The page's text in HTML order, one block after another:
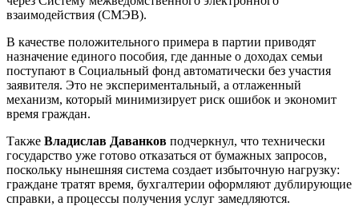
взаимодействия (СМЭВ).
В качестве положительного примера в партии приводят
назначение единого пособия, где данные о доходах семьи
поступают в Социальный фонд автоматически без участия
заявителя. Это не экспериментальный, а отлаженный
механизм, который минимизирует риск ошибок и экономит
время граждан.
Также Владислав Даванков подчеркнул, что технически
государство уже готово отказаться от бумажных запросов,
поскольку нынешняя система создает избыточную нагрузку:
граждане тратят время, бухгалтерии оформляют дублирующие
справки, а процессы получения услуг замедляются.